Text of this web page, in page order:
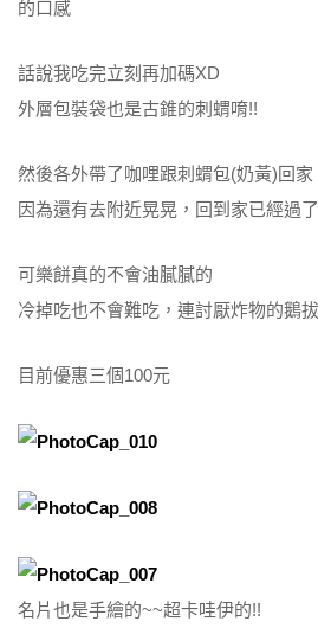
的口感
話說我吃完立刻再加碼XD
外層包裝袋也是古錐的刺蝟唷!!
然後各外帶了咖哩跟刺蝟包(奶黃)回家
因為還有去附近晃晃，回到家已經過
可樂餅真的不會油膩膩的
冷掉吃也不會難吃，連討厭炸物的鵝
目前優惠三個100元
名片也是手繪的~~超卡哇伊的!!